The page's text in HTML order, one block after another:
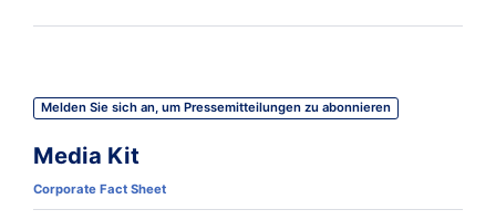
Melden Sie sich an, um Pressemitteilungen zu abonnieren
Media Kit
Corporate Fact Sheet